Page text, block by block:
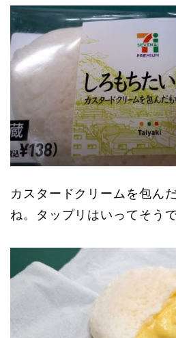
カスタードクリームを包ん
ね。タップリはいってそう